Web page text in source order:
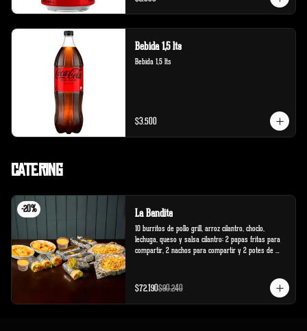
Bebida 1,5 lts
Bebida 1,5 lts
$3.500
Catering
-20% La Bandita
10 burritos de pollo grill, arroz cilantro, choclo,
lechuga, queso y salsa cilantro; 2 papas fritas para
compartir, 2 nachos para compartir y 2 potes de
$72.190$90.240